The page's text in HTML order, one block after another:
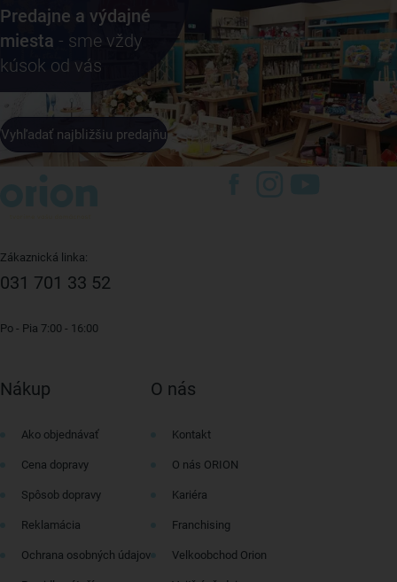
Predajne a výdajné
miesta - sme vždy
kúsok od vás
Vyhľadať najbližšiu predajňu
Zákaznická linka:
031 701 33 52
Po - Pia 7:00 - 16:00
Nákup
Ako objednávať
Cena dopravy
Spôsob dopravy
Reklamácia
Ochrana osobných údajov
O nás
Kontakt
O nás ORION
Kariéra
Franchising
Velkoobchod Orion